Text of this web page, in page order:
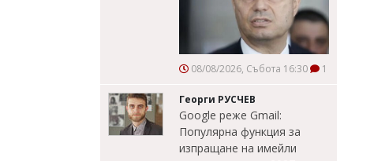
08/08/2026, Събота 16:30 1
Георги РУСЧЕВ
Google реже Gmail:
Популярна функция за
изпращане на имейли